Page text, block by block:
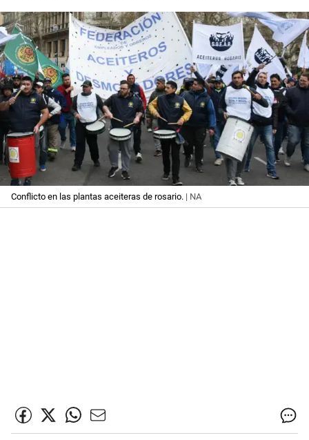
Conflicto en las plantas aceiteras de rosario. | NA